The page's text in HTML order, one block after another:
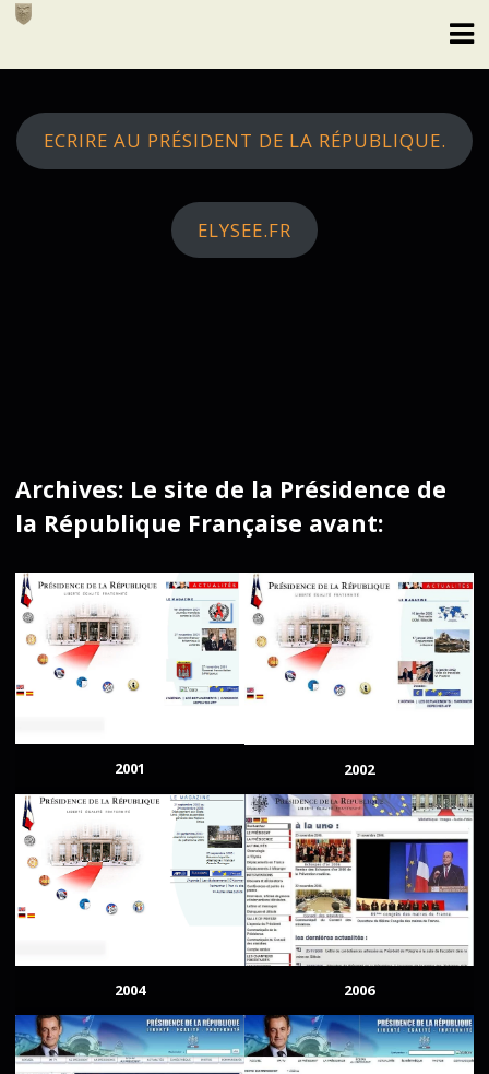
Skip
ECRIRE AU PRÉSIDENT DE LA RÉPUBLIQUE.
ELYSEE.FR
Archives: Le site de la Présidence de
la République Française avant:
2001 2002
2004 2006